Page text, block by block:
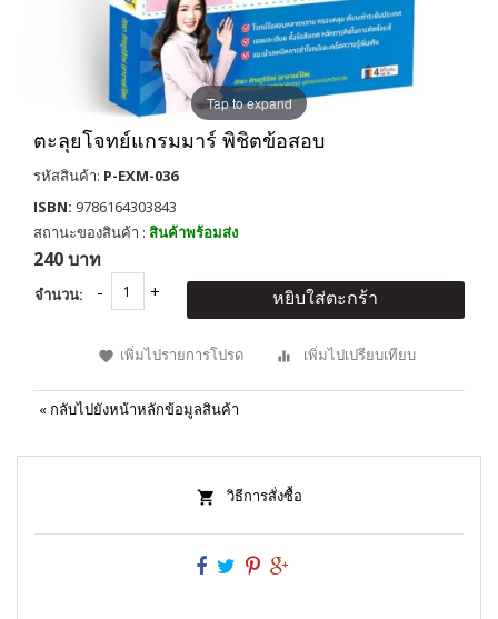
Tap to expand
ตะลุยโจทย์แกรมมาร์ พิชิตข้อสอบ
รหัสสินค้า: P-EXM-036
ISBN: 9786164303843
สถานะของสินค้า : สินค้าพร้อมส่ง
240 บาท
จำนวน: หยิบใส่ตะกร้า
เพิ่มไปรายการโปรด เพิ่มไปเปรียบเทียบ
« กลับไปยังหน้าหลักข้อมูลสินค้า
วิธีการสั่งซื้อ